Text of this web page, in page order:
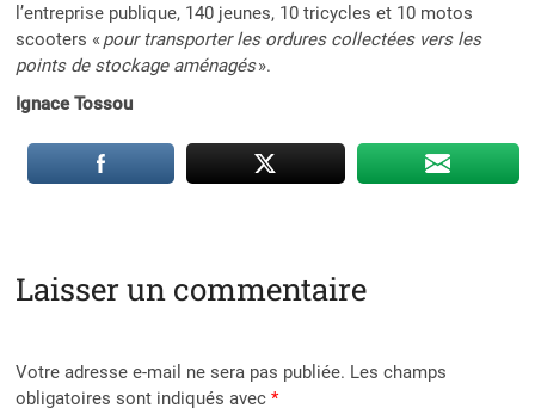
l’entreprise publique, 140 jeunes, 10 tricycles et 10 motos
scooters « pour transporter les ordures collectées vers les
points de stockage aménagés».
Ignace Tossou
Laisser un commentaire
Votre adresse e-mail ne sera pas publiée. Les champs
obligatoires sont indiqués avec*